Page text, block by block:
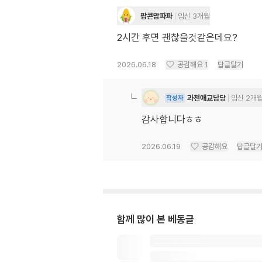
팝콘맘파파 임신 3개월
2시간 후면 괜찮을것같은데요?
2026.06.18 공감해요 1 답글달기
작성자 과천애교담당 임신 2개
감사합니다ㅎㅎ
2026.06.19 공감해요 답글달기
함께 많이 본 베동글